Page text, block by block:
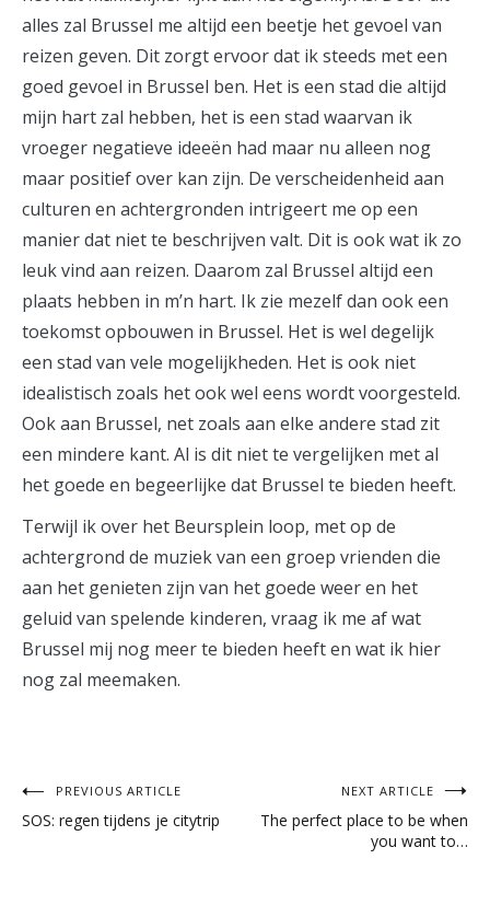
alles zal Brussel me altijd een beetje het gevoel van
reizen geven. Dit zorgt ervoor dat ik steeds met een
goed gevoel in Brussel ben. Het is een stad die altijd
mijn hart zal hebben, het is een stad waarvan ik
vroeger negatieve ideeën had maar nu alleen nog
maar positief over kan zijn. De verscheidenheid aan
culturen en achtergronden intrigeert me op een
manier dat niet te beschrijven valt. Dit is ook wat ik zo
leuk vind aan reizen. Daarom zal Brussel altijd een
plaats hebben in m’n hart. Ik zie mezelf dan ook een
toekomst opbouwen in Brussel. Het is wel degelijk
een stad van vele mogelijkheden. Het is ook niet
idealistisch zoals het ook wel eens wordt voorgesteld.
Ook aan Brussel, net zoals aan elke andere stad zit
een mindere kant. Al is dit niet te vergelijken met al
het goede en begeerlijke dat Brussel te bieden heeft.
Terwijl ik over het Beursplein loop, met op de
achtergrond de muziek van een groep vrienden die
aan het genieten zijn van het goede weer en het
geluid van spelende kinderen, vraag ik me af wat
Brussel mij nog meer te bieden heeft en wat ik hier
nog zal meemaken.
Post
navigation
PREVIOUS ARTICLE
SOS: regen tijdens je citytrip
NEXT ARTICLE
The perfect place to be when
you want to…